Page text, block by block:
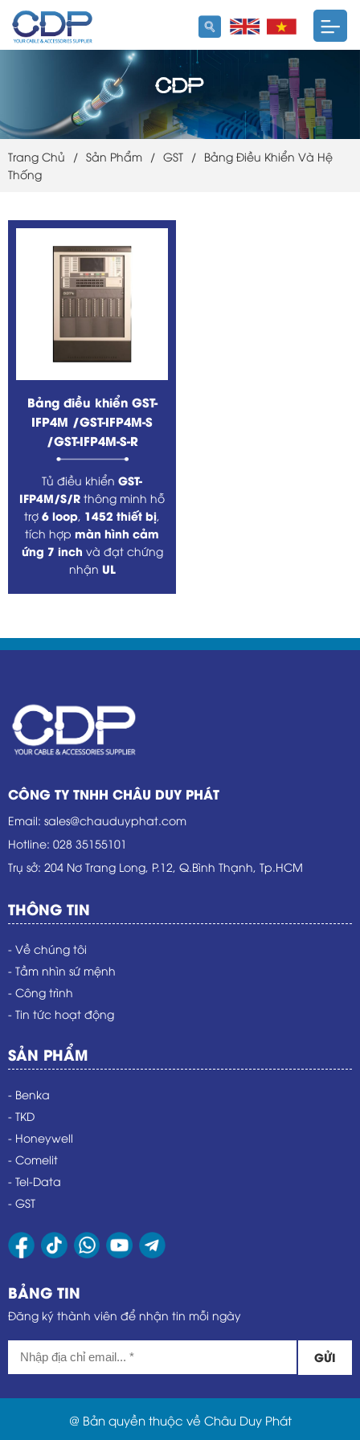
Trang Chủ / Sản Phẩm / GST / Bảng Điều Khiển Và Hệ
Thống
Bảng điều khiển GST-
IFP4M /GST-IFP4M-S
/GST-IFP4M-S-R
Tủ điều khiển GST-
IFP4M/S/R thông minh hỗ
trợ 6 loop, 1452 thiết bị,
tích hợp màn hình cảm
ứng 7 inch và đạt chứng
nhận UL
CÔNG TY TNHH CHÂU DUY PHÁT
Email: sales@chauduyphat.com
Hotline: 028 35155101
Trụ sở: 204 Nơ Trang Long, P.12, Q.Bình Thạnh, Tp.HCM
THÔNG TIN
- Về chúng tôi
- Tầm nhìn sứ mệnh
- Công trình
- Tin tức hoạt động
SẢN PHẨM
- Benka
- TKD
- Honeywell
- Comelit
- Tel-Data
- GST
BẢNG TIN
Đăng ký thành viên để nhận tin mỗi ngày
GỬI
@ Bản quyền thuộc về Châu Duy Phát